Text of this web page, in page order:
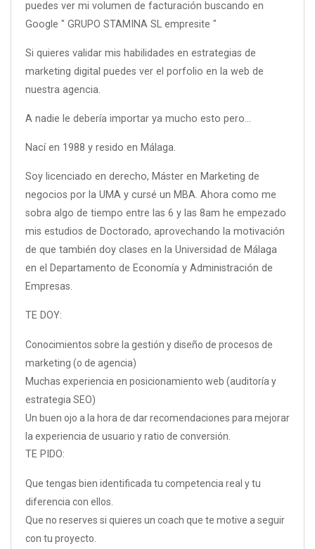
puedes ver mi volumen de facturación buscando en
Google " GRUPO STAMINA SL empresite "
Si quieres validar mis habilidades en estrategias de
marketing digital puedes ver el porfolio en la web de
nuestra agencia.
A nadie le debería importar ya mucho esto pero...
Nací en 1988 y resido en Málaga.
Soy licenciado en derecho, Máster en Marketing de
negocios por la UMA y cursé un MBA. Ahora como me
sobra algo de tiempo entre las 6 y las 8am he empezado
mis estudios de Doctorado, aprovechando la motivación
de que también doy clases en la Universidad de Málaga
en el Departamento de Economía y Administración de
Empresas.
TE DOY:
Conocimientos sobre la gestión y diseño de procesos de
marketing (o de agencia)
Muchas experiencia en posicionamiento web (auditoría y
estrategia SEO)
Un buen ojo a la hora de dar recomendaciones para mejorar
la experiencia de usuario y ratio de conversión.
TE PIDO:
Que tengas bien identificada tu competencia real y tu
diferencia con ellos.
Que no reserves si quieres un coach que te motive a seguir
con tu proyecto.